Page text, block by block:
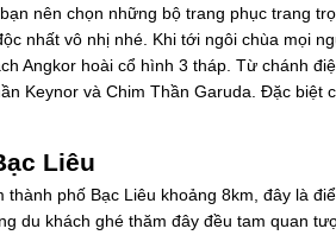
nên chọn những bộ trang phục trang
nhất vô nhị nhé. Khi tới ngôi chùa mọi
Angkor hoài cổ hình 3 tháp. Từ chánh
Keynor và Chim Thần Garuda. Đặc biệt
Liêu
thành phố Bạc Liêu khoảng 8km, đây là
du khách ghé thăm đây đều tam quan